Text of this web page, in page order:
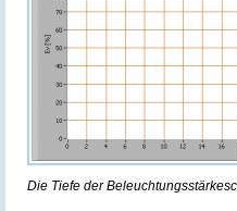
Die Tiefe der